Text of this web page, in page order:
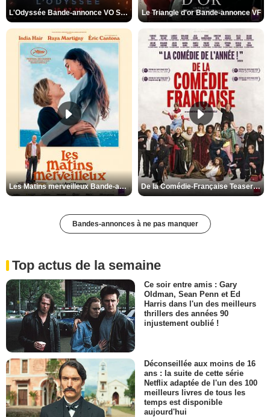
L'Odyssée Bande-annonce VO STFR Le Triangle d'or Bande-annonce VF
Les Matins merveilleux Bande-annonce VF De la Comédie-Française Teaser VF
Bandes-annonces à ne pas manquer
Top actus de la semaine
Ce soir entre amis : Gary
Oldman, Sean Penn et Ed
Harris dans l'un des meilleurs
thrillers des années 90
injustement oublié !
Déconseillée aux moins de 16
ans : la suite de cette série
Netflix adaptée de l'un des 100
meilleurs livres de tous les
temps est disponible
aujourd'hui